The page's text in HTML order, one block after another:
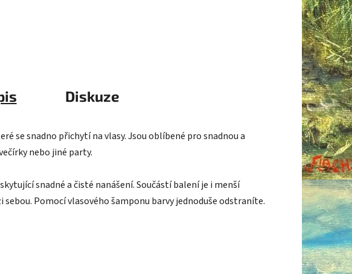
Diskuze
se snadno přichytí na vlasy. Jsou oblíbené pro snadnou a
nebo jiné party.
snadné a čisté nanášení. Součástí balení je i menší
Pomocí vlasového šamponu barvy jednoduše odstraníte.